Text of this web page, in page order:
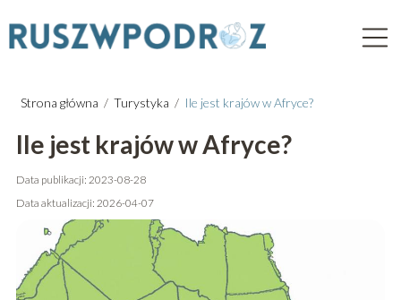
Strona główna / Turystyka / Ile jest krajów w Afryce?
Ile jest krajów w Afryce?
Data publikacji: 2023-08-28
Data aktualizacji: 2026-04-07